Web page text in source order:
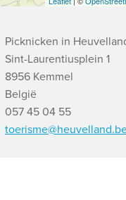
Picknicken in
Sint-Laurentiusplein 1
8956 Kemmel
België
057 45 04 55